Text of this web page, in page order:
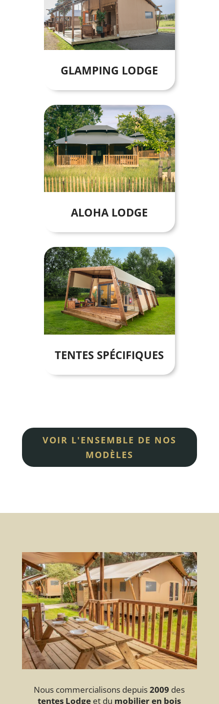
GLAMPING LODGE
ALOHA LODGE
TENTES SPÉCIFIQUES
VOIR L'ENSEMBLE DE NOS
MODÈLES
Nous commercialisons depuis2009 des
tentes Lodge et du mobilier en bois